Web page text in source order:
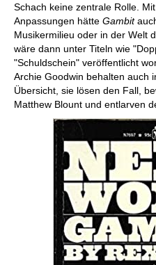
Schach keine zentrale Rolle.
Anpassungen hätte Gambit
Musikermilieu oder in der Welt
wäre dann unter Titeln wie
"Schuldschein" veröffentlicht
Archie Goodwin behalten auch
Übersicht, sie lösen den Fall,
Matthew Blount und entlarven